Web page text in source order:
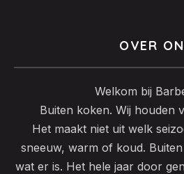
OVER
Welkom bij
Buiten koken. Wij houden
Het maakt niet uit welk
sneeuw, warm of koud.
wat er is. Het hele jaar door